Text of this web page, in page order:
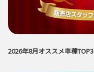
2026年8月オススメ車種TOP3